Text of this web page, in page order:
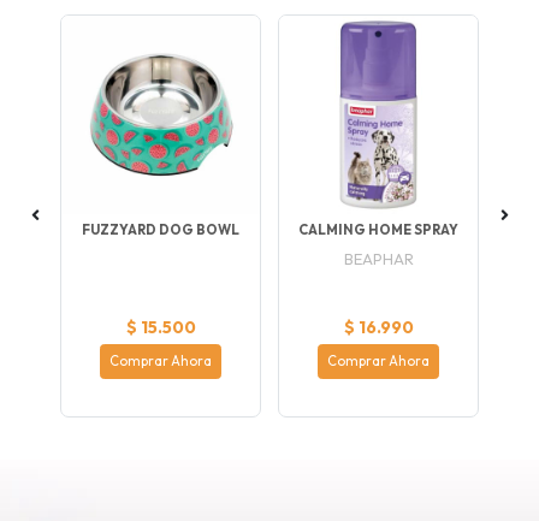
FUZZYARD DOG BOWL
$ 15.500
Comprar Ahora
CALMING HOME SPRAY
BEAPHAR
$ 16.990
Comprar Ahora